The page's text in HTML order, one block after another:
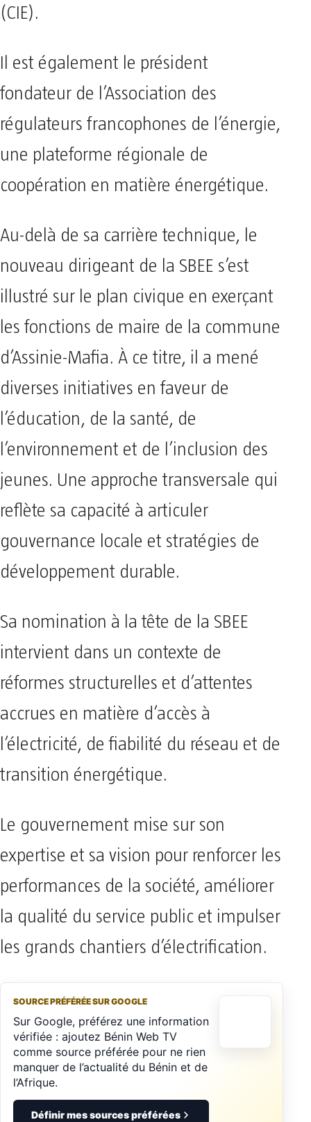
(CIE).
Il est également le président
fondateur de l’Association des
régulateurs francophones de l’énergie,
une plateforme régionale de
coopération en matière énergétique.
Au-delà de sa carrière technique, le
nouveau dirigeant de la SBEE s’est
illustré sur le plan civique en exerçant
les fonctions de maire de la commune
d’Assinie-Mafia. À ce titre, il a mené
diverses initiatives en faveur de
l’éducation, de la santé, de
l’environnement et de l’inclusion des
jeunes. Une approche transversale qui
reflète sa capacité à articuler
gouvernance locale et stratégies de
développement durable.
Sa nomination à la tête de la SBEE
intervient dans un contexte de
réformes structurelles et d’attentes
accrues en matière d’accès à
l’électricité, de fiabilité du réseau et de
transition énergétique.
Le gouvernement mise sur son
expertise et sa vision pour renforcer les
performances de la société, améliorer
la qualité du service public et impulser
les grands chantiers d’électrification.
SOURCE PRÉFÉRÉE SUR GOOGLE
Sur Google, préférez une information
vérifiée : ajoutez Bénin Web TV
comme source préférée pour ne rien
manquer de l’actualité du Bénin et de
l’Afrique.
Définir mes sources préférées